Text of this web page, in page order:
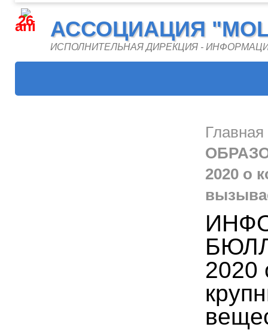
26
ani АССОЦИАЦИЯ
ИСПОЛНИТЕЛЬНАЯ ДИРЕКЦИЯ -
Главная
2020 о
2020